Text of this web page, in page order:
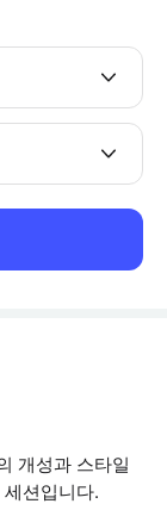
개성과 스타일
션입니다.